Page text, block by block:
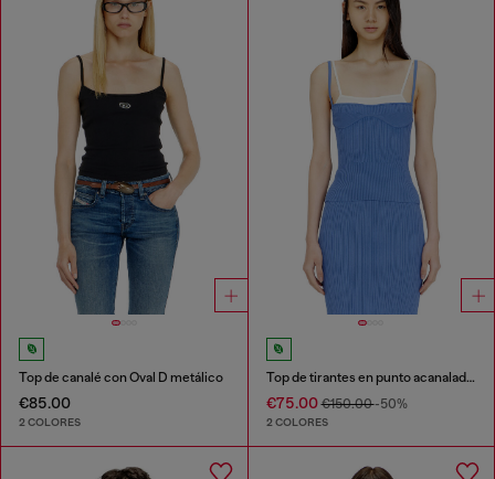
Top de canalé con Oval D metálico
€85.00
2 COLORES
Top de tirantes en punto acanalado con capas
€75.00€150.00-50%
2 COLORES